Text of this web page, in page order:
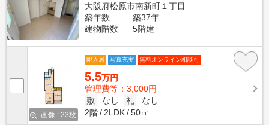
大阪府松原市南新町１丁目
築年数
築37年
建物階数
5階建
画像 : 23枚
即入居 写真充実 無料オンライン相談可
5.5万円
管理費等：3,000円
敷
なし 礼
なし
2階
2LDK 50㎡